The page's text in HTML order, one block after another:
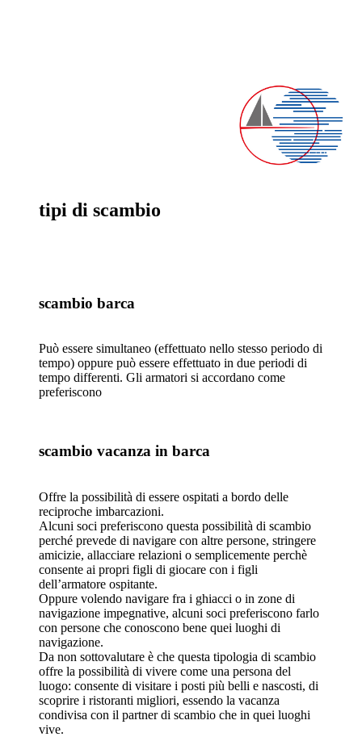
tipi di scambio
scambio barca
Può essere simultaneo (effettuato nello stesso periodo di
tempo) oppure può essere effettuato in due periodi di
tempo differenti. Gli armatori si accordano come
preferiscono
scambio vacanza in barca
Offre la possibilità di essere ospitati a bordo delle
reciproche imbarcazioni.
Alcuni soci preferiscono questa possibilità di scambio
perché prevede di navigare con altre persone, stringere
amicizie, allacciare relazioni o semplicemente perchè
consente ai propri figli di giocare con i figli
dell’armatore ospitante.
Oppure volendo navigare fra i ghiacci o in zone di
navigazione impegnative, alcuni soci preferiscono farlo
con persone che conoscono bene quei luoghi di
navigazione.
Da non sottovalutare è che questa tipologia di scambio
offre la possibilità di vivere come una persona del
luogo: consente di visitare i posti più belli e nascosti, di
scoprire i ristoranti migliori, essendo la vacanza
condivisa con il partner di scambio che in quei luoghi
vive.